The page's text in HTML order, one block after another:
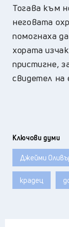
Тогава към
неговата
помогнаха
хората
пристигне,
свидетел на
Ключови думи
Джейми
крадец